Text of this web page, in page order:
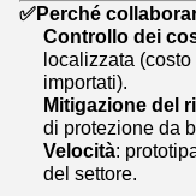
✅Perché
Controllo dei
localizzata
importati).
Mitigazione del
di protezione da
Velocità:
del settore.